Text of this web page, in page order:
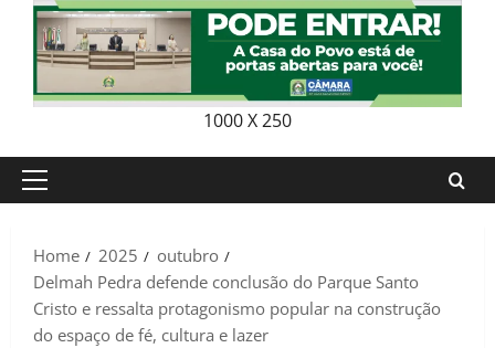
1000 X 250
Primary
Home
2025
outubro
Delmah Pedra defende conclusão do Parque Santo
Cristo e ressalta protagonismo popular na construção
do espaço de fé, cultura e lazer